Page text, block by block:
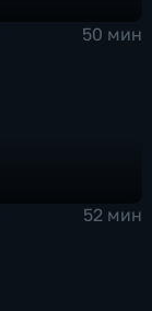
50 мин
52 мин